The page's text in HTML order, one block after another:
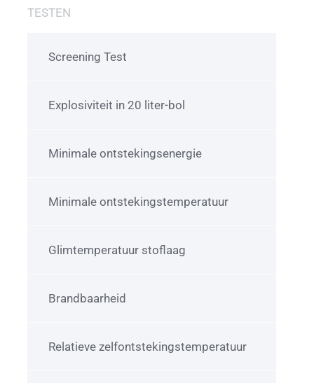
TESTEN
Screening Test
Explosiviteit in 20 liter-bol
Minimale ontstekingsenergie
Minimale ontstekingstemperatuur
Glimtemperatuur stoflaag
Brandbaarheid
Relatieve zelfontstekingstemperatuur